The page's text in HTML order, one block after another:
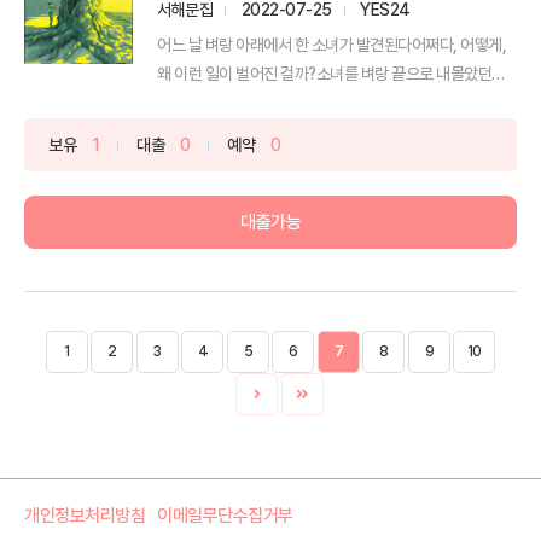
서해문집
2022-07-25
YES24
어느 날 벼랑 아래에서 한 소녀가 발견된다어쩌다, 어떻게,
왜 이런 일이 벌어진 걸까?소녀를 벼랑 끝으로 내몰았던
보유 1 대출 0 예약 0
대출가능
1 2 3 4 5 6 7 8 9 10
개인정보처리방침 이메일무단수집거부